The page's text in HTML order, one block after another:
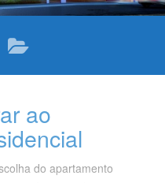
ao
do apartamento